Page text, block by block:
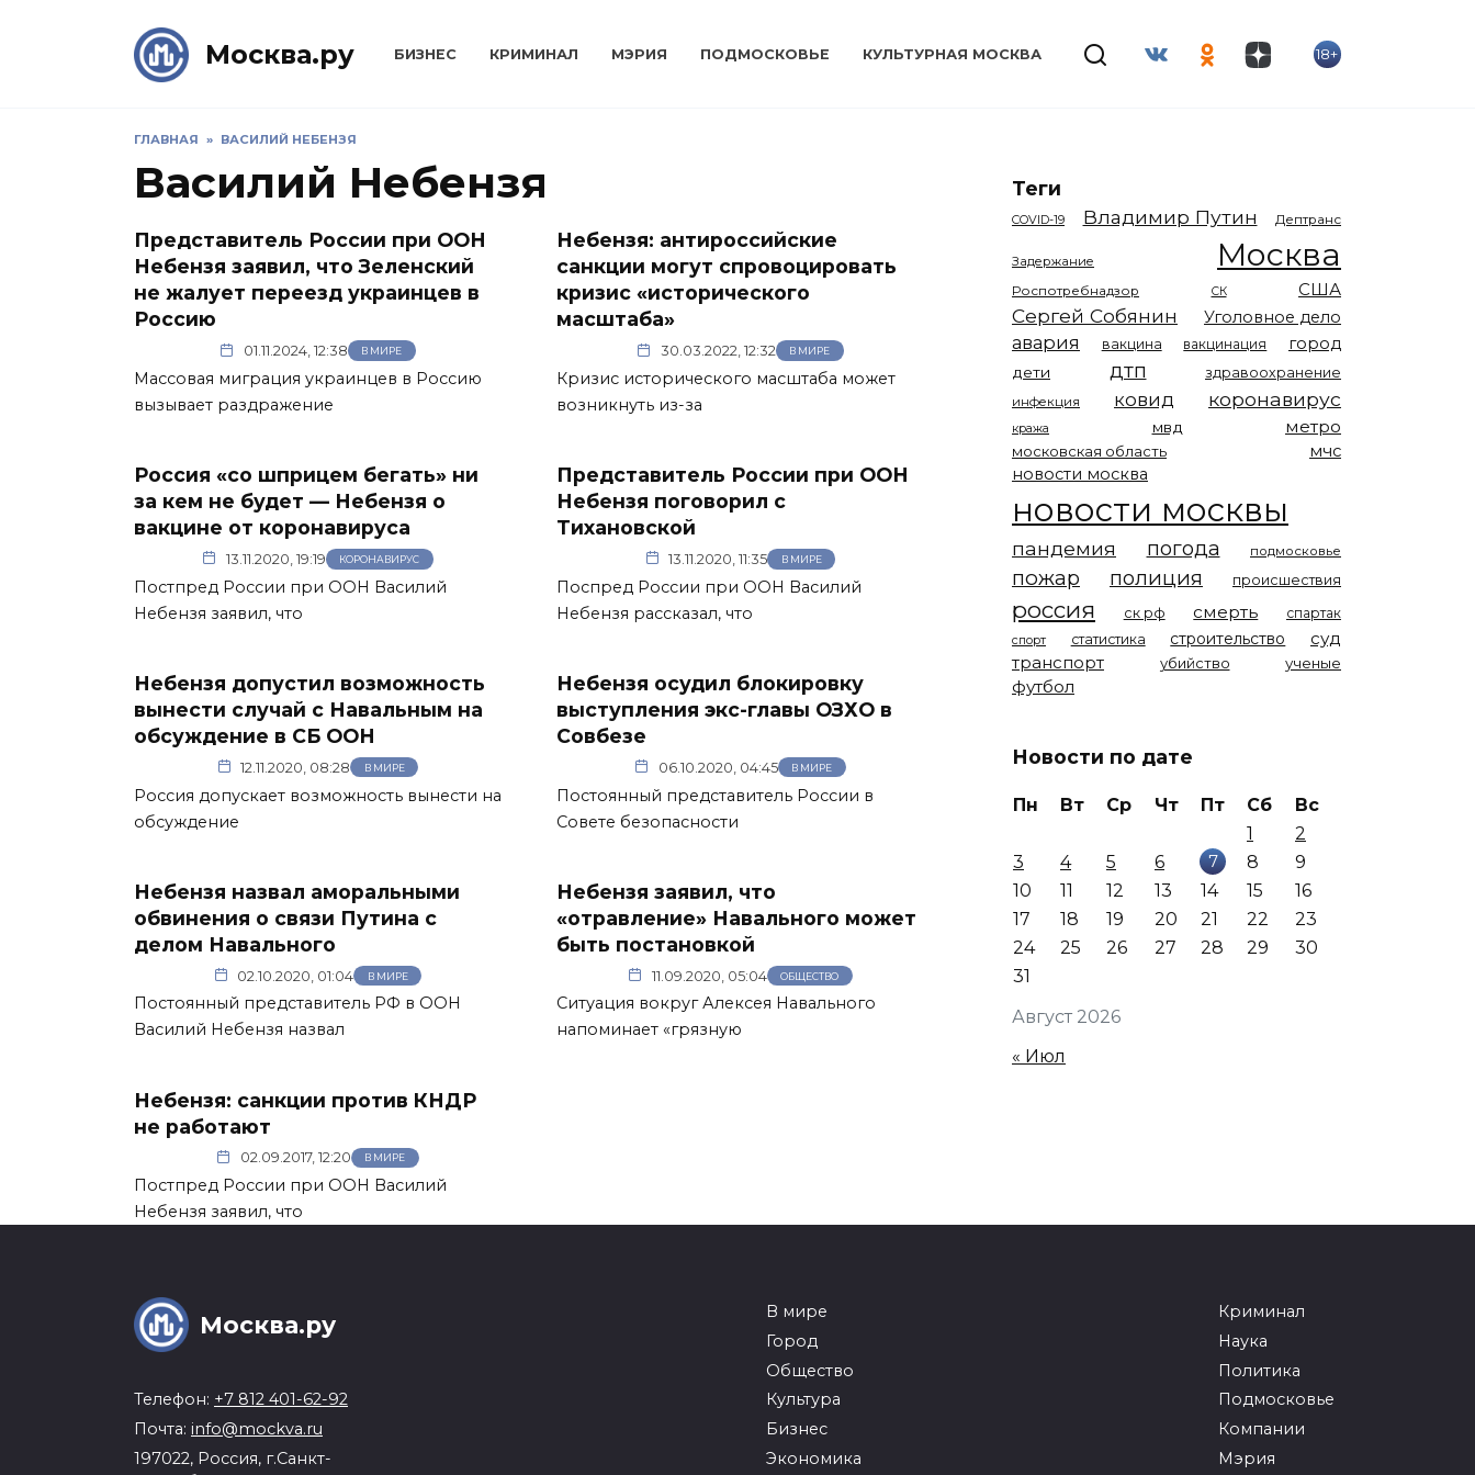
Москва.ру БИЗНЕС КРИМИНАЛ МЭРИЯ ПОДМОСКОВЬЕ КУЛЬТУРНАЯ МОСКВА 18+
ГЛАВНАЯ » ВАСИЛИЙ НЕБЕНЗЯ
Василий Небензя
Представитель России при ООН
Небензя заявил, что Зеленский
не жалует переезд украинцев в
Россию
01.11.2024, 12:38 В МИРЕ
Массовая миграция украинцев в Россию
вызывает раздражение
Небензя: антироссийские
санкции могут спровоцировать
кризис «исторического
масштаба»
30.03.2022, 12:32 В МИРЕ
Кризис исторического масштаба может
возникнуть из-за
Россия «со шприцем бегать» ни
за кем не будет — Небензя о
вакцине от коронавируса
13.11.2020, 19:19 КОРОНАВИРУС
Постпред России при ООН Василий
Небензя заявил, что
Представитель России при ООН
Небензя поговорил с
Тихановской
13.11.2020, 11:35 В МИРЕ
Поспред России при ООН Василий
Небензя рассказал, что
Небензя допустил возможность
вынести случай с Навальным на
обсуждение в СБ ООН
12.11.2020, 08:28 В МИРЕ
Россия допускает возможность вынести на
обсуждение
Небензя осудил блокировку
выступления экс-главы ОЗХО в
Совбезе
06.10.2020, 04:45 В МИРЕ
Постоянный представитель России в
Совете безопасности
Небензя назвал аморальными
обвинения о связи Путина с
делом Навального
02.10.2020, 01:04 В МИРЕ
Постоянный представитель РФ в ООН
Василий Небензя назвал
Небензя заявил, что
«отравление» Навального может
быть постановкой
11.09.2020, 05:04 ОБЩЕСТВО
Ситуация вокруг Алексея Навального
напоминает «грязную
Небензя: санкции против КНДР
не работают
02.09.2017, 12:20 В МИРЕ
Постпред России при ООН Василий
Небензя заявил, что
Теги
COVID-19 Владимир Путин Дептранс
Задержание Москва
Роспотребнадзор СК США
Сергей Собянин Уголовное дело
авария вакцина вакцинация город
дети дтп здравоохранение
инфекция ковид коронавирус
кража мвд метро
московская область
мчс
новости москва
новости москвы
пандемия погода подмосковье
пожар полиция происшествия
россия ск рф смерть спартак
спорт статистика строительство
суд
транспорт
убийство ученые
футбол
Новости по дате
Август 2026
Пн Вт Ср Чт Пт Сб
Вс
1
2
3
4 5 6 7 8
9
10
11 12 13 14 15
16
17
18 19 20 21 22
23
24
25 26 27 28 29
30
31
« Июл
Москва.ру
Телефон: +7 812 401-62-92
Почта: info@mockva.ru
197022, Россия, г.Санкт-
В мире
Город
Общество
Культура
Бизнес
Экономика
Криминал
Наука
Политика
Подмосковье
Компании
Мэрия